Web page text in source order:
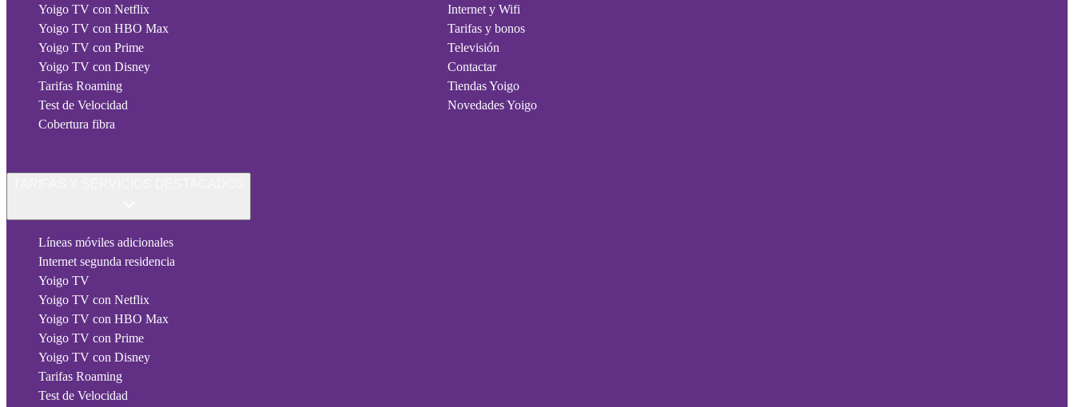
Yoigo TV con Netflix
Yoigo TV con HBO Max
Yoigo TV con Prime
Yoigo TV con Disney
Tarifas Roaming
Test de Velocidad
Cobertura fibra
Internet y Wifi
Tarifas y bonos
Televisión
Contactar
Tiendas Yoigo
Novedades Yoigo
Líneas móviles adicionales
Internet segunda residencia
Yoigo TV
Yoigo TV con Netflix
Yoigo TV con HBO Max
Yoigo TV con Prime
Yoigo TV con Disney
Tarifas Roaming
Test de Velocidad